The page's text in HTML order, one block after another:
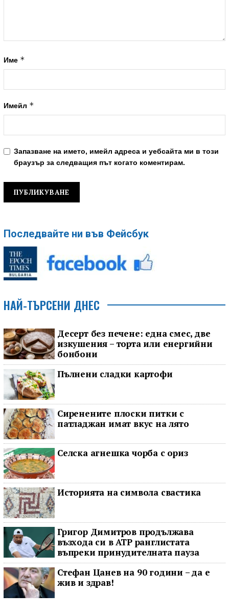
Име *
Имейл *
Запазване на името, имейл адреса и уебсайта ми в този
браузър за следващия път когато коментирам.
Последвайте ни във Фейсбук
НАЙ-ТЪРСЕНИ ДНЕС
Десерт без печене: една смес, две
изкушения – торта или енергийни
бонбони
Пълнени сладки картофи
Сиренените плоски питки с
патладжан имат вкус на лято
Селска агнешка чорба с ориз
Историята на символа свастика
Григор Димитров продължава
възхода си в ATP ранглистата
въпреки принудителната пауза
Стефан Цанев на 90 години – да е
жив и здрав!